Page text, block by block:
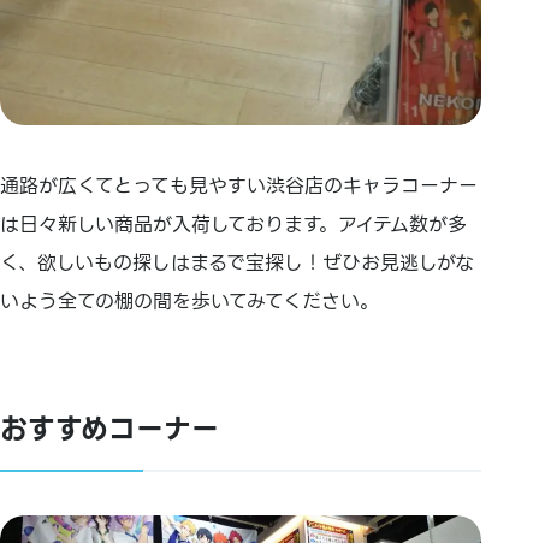
通路が広くてとっても見やすい渋谷店のキャラコーナー
は日々新しい商品が入荷しております。アイテム数が多
く、欲しいもの探しはまるで宝探し！ぜひお見逃しがな
いよう全ての棚の間を歩いてみてください。
おすすめコーナー